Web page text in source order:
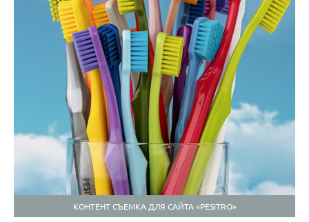
КОНТЕНТ СЪЕМКА ДЛЯ САЙТА «PESITRO»